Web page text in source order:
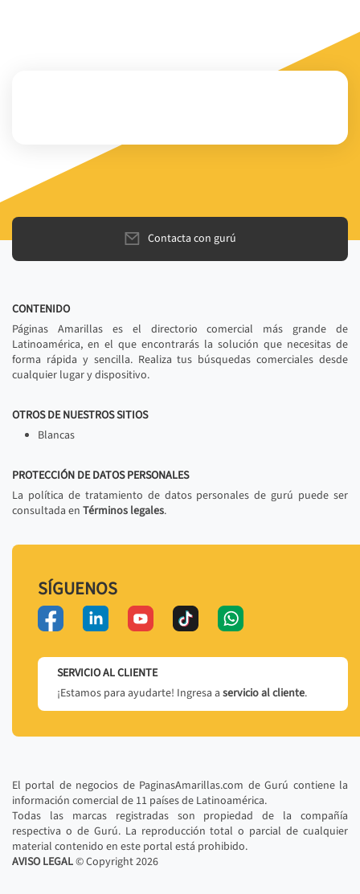
Contacta con gurú
CONTENIDO
Páginas Amarillas es el directorio comercial más grande de
Latinoamérica, en el que encontrarás la solución que necesitas de
forma rápida y sencilla. Realiza tus búsquedas comerciales desde
cualquier lugar y dispositivo.
OTROS DE NUESTROS SITIOS
Blancas
PROTECCIÓN DE DATOS PERSONALES
La política de tratamiento de datos personales de gurú puede ser
consultada en Términos legales.
SÍGUENOS
SERVICIO AL CLIENTE
¡Estamos para ayudarte! Ingresa a servicio al cliente.
El portal de negocios de PaginasAmarillas.com de Gurú contiene la
información comercial de 11 países de Latinoamérica.
Todas las marcas registradas son propiedad de la compañía
respectiva o de Gurú. La reproducción total o parcial de cualquier
material contenido en este portal está prohibido.
AVISO LEGAL© Copyright2026